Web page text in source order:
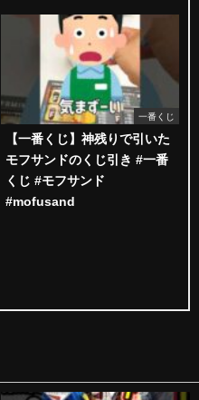
一番くじ
【一番くじ】神残りで引いた
モフサンドのくじ引き #一番
くじ #モフサンド
#mofusand